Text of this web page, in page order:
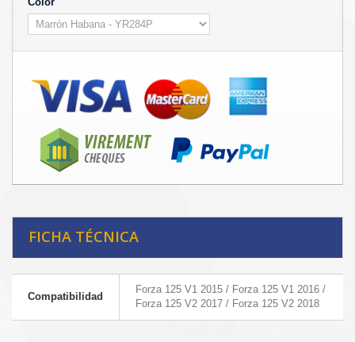
FICHA TÉCNICA
Compatibilidad
Forza 125 V1 2015 / Forza 125 V1 2016 /
Forza 125 V2 2017 / Forza 125 V2 2018